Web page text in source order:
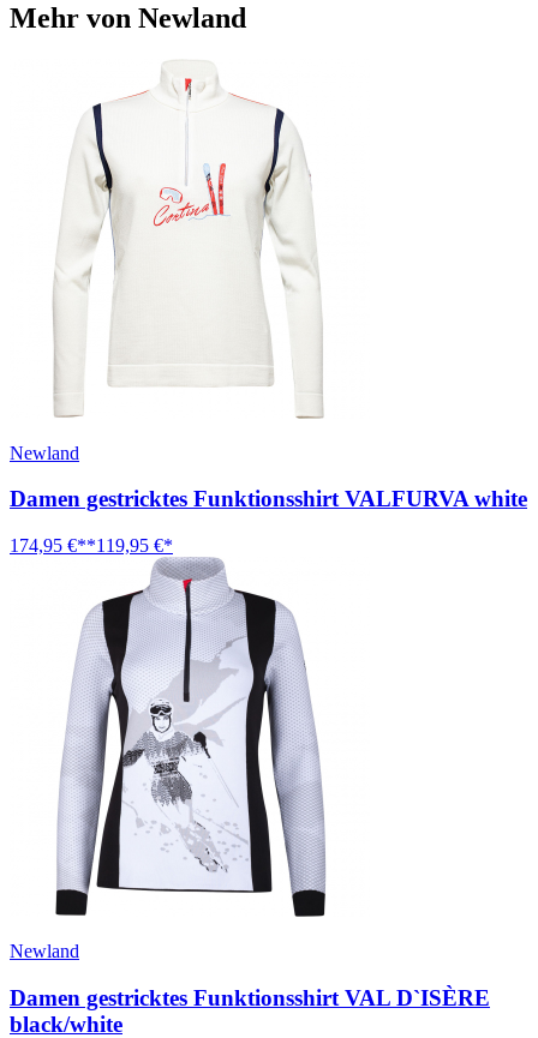
Mehr von Newland
Newland
Damen gestricktes Funktionsshirt VALFURVA white
174,95 €**119,95 €*
Newland
Damen gestricktes Funktionsshirt VAL D`ISÈRE
black/white